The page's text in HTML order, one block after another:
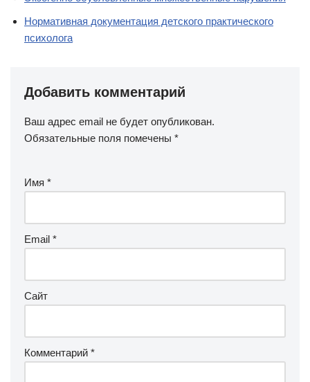
Нормативная документация детского практического
психолога
Добавить комментарий
Ваш адрес email не будет опубликован.
Обязательные поля помечены *
Имя *
Email *
Сайт
Комментарий *